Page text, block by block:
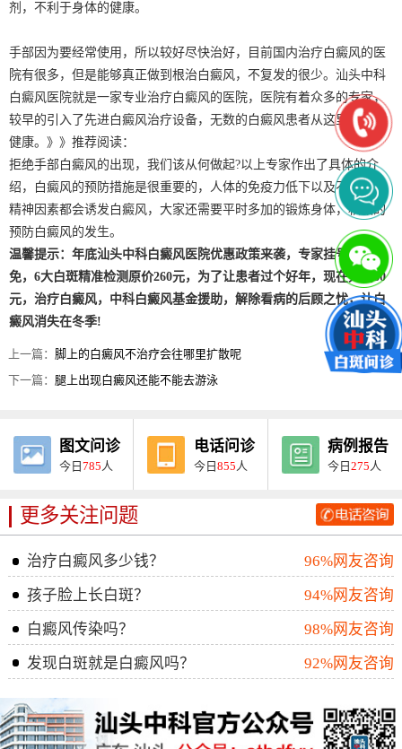
剂，不利于身体的健康。
手部因为要经常使用，所以较好尽快治好，目前国内治疗白癜风的医
院有很多，但是能够真正做到根治白癜风，不复发的很少。汕头中科
白癜风医院就是一家专业治疗白癜风的医院，医院有着众多的专家，
较早的引入了先进白癜风治疗设备，无数的白癜风患者从这里走向了
健康。》》推荐阅读：
拒绝手部白癜风的出现，我们该从何做起?以上专家作出了具体的介
绍，白癜风的预防措施是很重要的，人体的免疫力低下以及不健康的
精神因素都会诱发白癜风，大家还需要平时多加的锻炼身体，积极的
预防白癜风的发生。
温馨提示：年底汕头中科白癜风医院优惠政策来袭，专家挂号费全
免，6大白斑精准检测原价260元，为了让患者过个好年，现在只要60
元，治疗白癜风，中科白癜风基金援助，解除看病的后顾之忧，让白
癜风消失在冬季!
上一篇：脚上的白癜风不治疗会往哪里扩散呢
下一篇：腿上出现白癜风还能不能去游泳
图文问诊
今日785 人
电话问诊
今日855 人
病例报告
今日275 人
更多关注问题
治疗白癜风多少钱？
96%网友咨询
孩子脸上长白斑？
94%网友咨询
白癜风传染吗？
98%网友咨询
发现白斑就是白癜风吗？
92%网友咨询